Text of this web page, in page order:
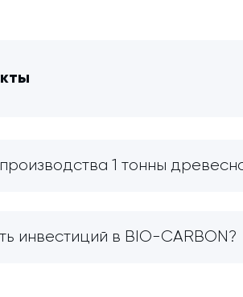
1 тонны
инвестиций в BIO-CARBON?